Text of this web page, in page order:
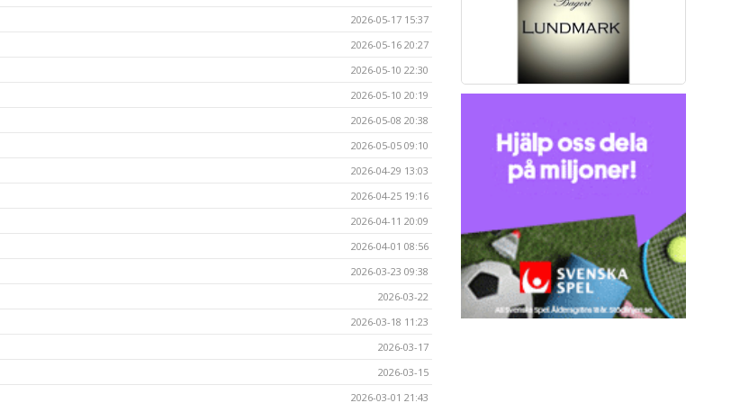
2026-05-17 15:37
2026-05-16 20:27
2026-05-10 22:30
2026-05-10 20:19
2026-05-08 20:38
2026-05-05 09:10
2026-04-29 13:03
2026-04-25 19:16
2026-04-11 20:09
2026-04-01 08:56
2026-03-23 09:38
2026-03-22
2026-03-18 11:23
2026-03-17
2026-03-15
2026-03-01 21:43